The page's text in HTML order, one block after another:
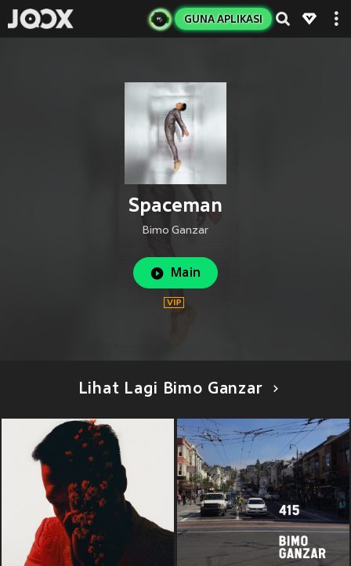
GUNA APLIKASI
Spaceman
Bimo Ganzar
Main
Lihat Lagi Bimo Ganzar